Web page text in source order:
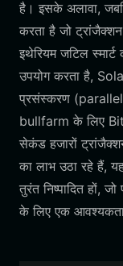
है। इसके अलावा,
करता है जो
इथेरियम जटिल
उपयोग करता है,
प्रसंस्करण
bullfarm के लिए
सेकंड हजारों
का लाभ उठा रहे हैं,
तुरंत निष्पादित हों,
के लिए एक